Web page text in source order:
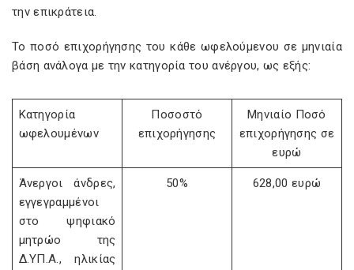
την επικράτεια.
Το ποσό επιχορήγησης του κάθε ωφελούμενου σε μηνιαία
βάση ανάλογα με την κατηγορία του ανέργου, ως εξής:
Κατηγορία
ωφελουμένων
Ποσοστό
επιχορήγησης
Μηνιαίο Ποσό
επιχορήγησης σε
ευρώ
Άνεργοι άνδρες,
εγγεγραμμένοι
στο ψηφιακό
μητρώο της
Δ.ΥΠ.Α., ηλικίας
50% 628,00 ευρώ